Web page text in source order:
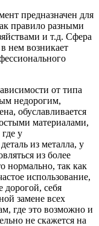
предназначен для
правило разными
и т.д. Сфера
нем возникает
от типа
недорогим,
обуславливается
материалами,
у
из металла, у
из более
нормально, так как
использование,
дорогой, себя
замене всех
где это возможно и
не скажется на